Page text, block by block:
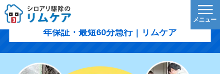
中魚沼郡津南町のシロアリ駆除｜1,200円/㎡〜・5
年保証・最短60分急行｜リムケア